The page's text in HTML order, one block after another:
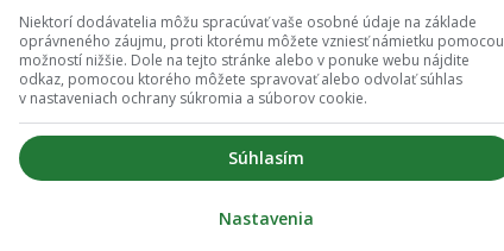
Niektorí dodávatelia môžu spracúvať vaše osobné údaje na základe
oprávneného záujmu, proti ktorému môžete vzniesť námietku pomocou
možností nižšie. Dole na tejto stránke alebo v ponuke webu nájdite
odkaz, pomocou ktorého môžete spravovať alebo odvolať súhlas
v nastaveniach ochrany súkromia a súborov cookie.
Súhlasím
Nastavenia